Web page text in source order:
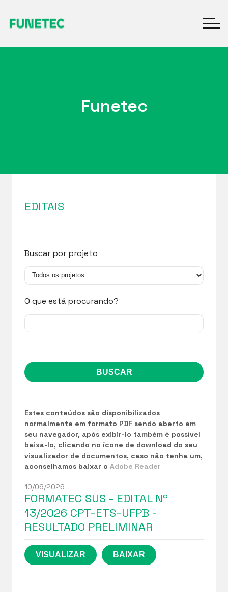
Funetec
EDITAIS
Buscar por projeto
O que está procurando?
Estes conteúdos são disponibilizados
normalmente em formato PDF sendo aberto em
seu navegador, após exibir-lo também é possível
baixa-lo, clicando no ícone de download do seu
visualizador de documentos, caso não tenha um,
aconselhamos baixar o Adobe Reader
10/06/2026
FORMATEC SUS - EDITAL Nº
13/2026 CPT-ETS-UFPB -
RESULTADO PRELIMINAR